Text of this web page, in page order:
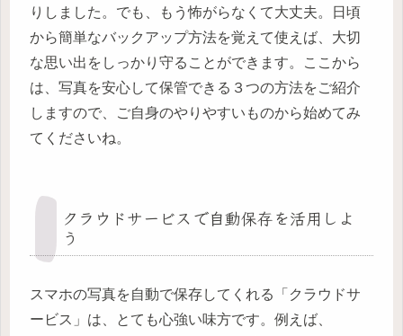
りしました。でも、もう怖がらなくて大丈夫。日頃
から簡単なバックアップ方法を覚えて使えば、大切
な思い出をしっかり守ることができます。ここから
は、写真を安心して保管できる３つの方法をご紹介
しますので、ご自身のやりやすいものから始めてみ
てくださいね。
クラウドサービスで自動保存を活用しよ
う
スマホの写真を自動で保存してくれる「クラウドサ
ービス」は、とても心強い味方です。例えば、